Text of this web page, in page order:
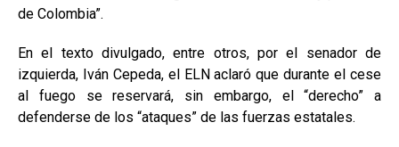
de Colombia”.
En el texto divulgado, entre otros, por el senador de
izquierda, Iván Cepeda, el ELN aclaró que durante el cese
al fuego se reservará, sin embargo, el “derecho” a
defenderse de los “ataques” de las fuerzas estatales.